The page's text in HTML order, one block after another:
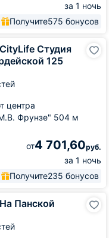
за 1 ночь
Получите575 бонусов
Студия
125
центра
Фрунзе" 504 м
от4 701,60руб.
за 1 ночь
Получите235 бонусов
Панской